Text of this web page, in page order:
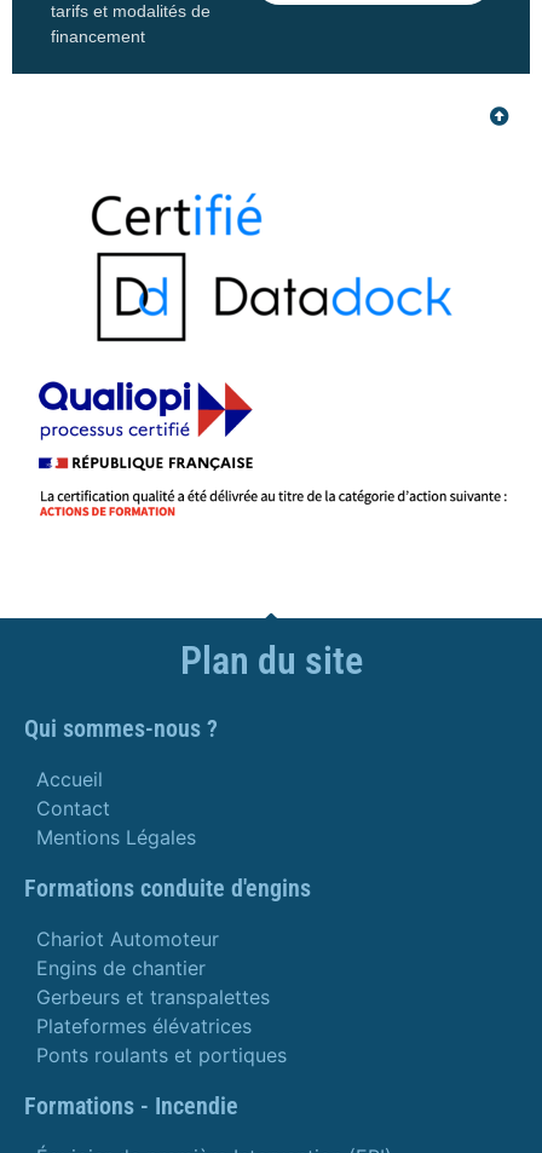
tarifs et modalités de
financement
Plan du site
Qui sommes-nous ?
Accueil
Contact
Mentions Légales
Formations conduite d'engins
Chariot Automoteur
Engins de chantier
Gerbeurs et transpalettes
Plateformes élévatrices
Ponts roulants et portiques
Formations - Incendie